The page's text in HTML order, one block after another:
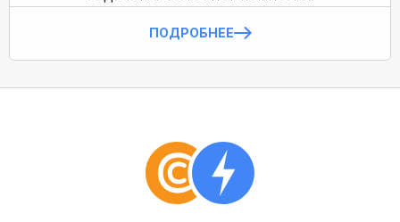
ПОДРОБНЕЕ